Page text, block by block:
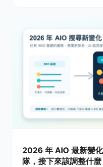
2026 年 AIO 最新變
隊，接下來該調整什麼